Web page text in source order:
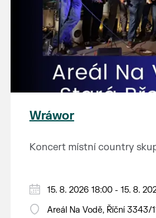
Wráwor
Koncert místní country
15. 8. 2026 18:00 - 15. 8.
Areál Na Vodě, Říční 3343/